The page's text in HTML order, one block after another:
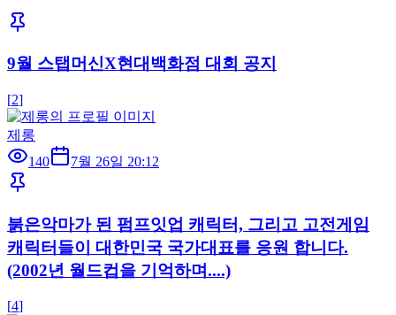
9월 스탭머신X현대백화점 대회 공지
[2]
제롱
140
7월 26일 20:12
붉은악마가 된 펌프잇업 캐릭터, 그리고 고전게임
캐릭터들이 대한민국 국가대표를 응원 합니다.
(2002년 월드컵을 기억하며....)
[4]